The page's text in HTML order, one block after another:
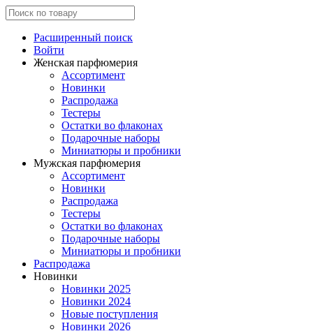
Расширенный поиск
Войти
Женская парфюмерия
Ассортимент
Новинки
Распродажа
Тестеры
Остатки во флаконах
Подарочные наборы
Миниатюры и пробники
Мужская парфюмерия
Ассортимент
Новинки
Распродажа
Тестеры
Остатки во флаконах
Подарочные наборы
Миниатюры и пробники
Распродажа
Новинки
Новинки 2025
Новинки 2024
Новые поступления
Новинки 2026